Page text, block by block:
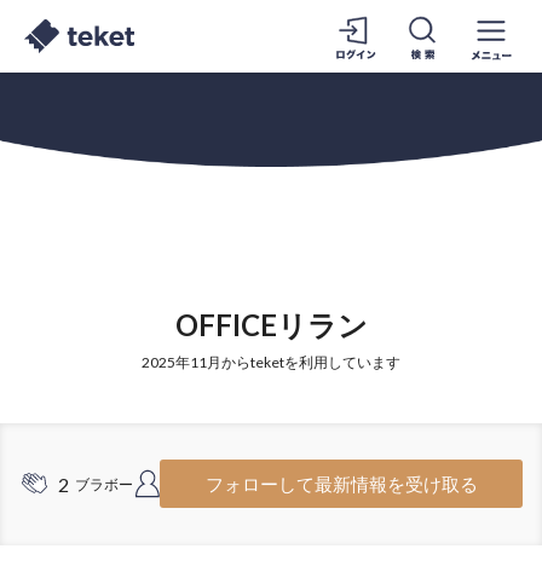
OFFICEリラン
2025年11月からteketを利用しています
2 ブラボー フォロワー
フォローして最新情報を受け取る